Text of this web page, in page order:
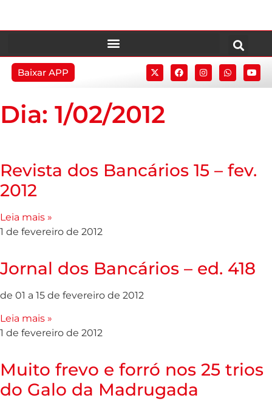
Baixar APP
Dia: 1/02/2012
Revista dos Bancários 15 – fev.
2012
Leia mais »
1 de fevereiro de 2012
Jornal dos Bancários – ed. 418
de 01 a 15 de fevereiro de 2012
Leia mais »
1 de fevereiro de 2012
Muito frevo e forró nos 25 trios
do Galo da Madrugada